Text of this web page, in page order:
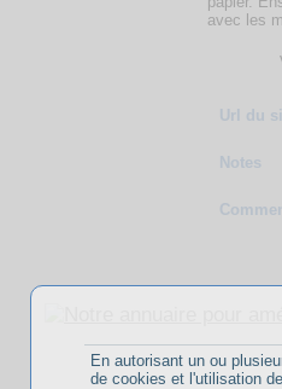
avec les
Url du
Notes
En autorisant un ou
de cookies et l'utilisation